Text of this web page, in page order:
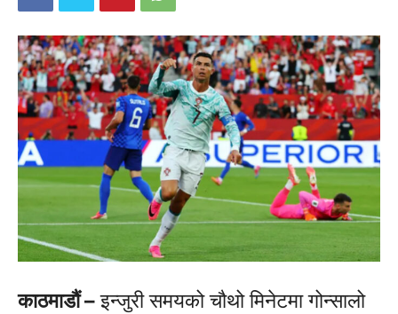
काठमाडौं –इन्जुरी समयको चौथो मिनेटमा गोन्सालो